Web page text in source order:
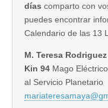
días comparto con
puedes encontrar
Calendario de las 13
M. Teresa
Kin 94 Mago
al Servicio Planetario